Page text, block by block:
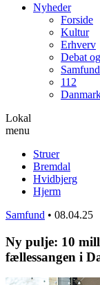
Nyheder
Forside
Kultur
Erhverv
Debat
Samfund
112
Lokal
menu
Struer
Bremdal
Hvidbjerg
Hjerm
Samfund • 08.04.25
Ny pulje: 10
fællessangen i